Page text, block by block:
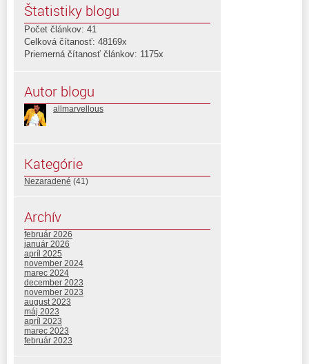
Štatistiky blogu
Počet článkov: 41
Celková čítanosť: 48169x
Priemerná čítanosť článkov: 1175x
Autor blogu
allmarvellous
Kategórie
Nezaradené (41)
Archív
február 2026
január 2026
apríl 2025
november 2024
marec 2024
december 2023
november 2023
august 2023
máj 2023
apríl 2023
marec 2023
február 2023